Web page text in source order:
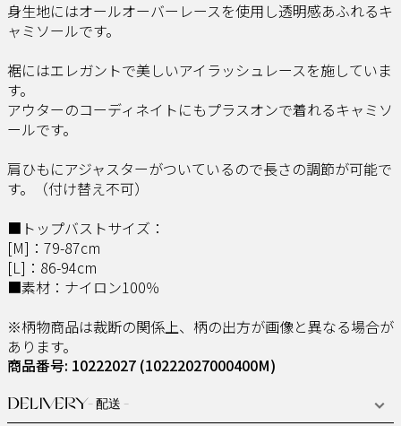
身生地にはオールオーバーレースを使用し透明感あふれるキ
ャミソールです。
裾にはエレガントで美しいアイラッシュレースを施していま
す。
アウターのコーディネイトにもプラスオンで着れるキャミソ
ールです。
肩ひもにアジャスターがついているので長さの調節が可能で
す。（付け替え不可）
■トップバストサイズ：
[M]：79-87cm
[L]：86-94cm
■素材：ナイロン100％
※柄物商品は裁断の関係上、柄の出方が画像と異なる場合が
あります。
商品番号: 10222027 (10222027000400M)
DELIVERY- 配送 -